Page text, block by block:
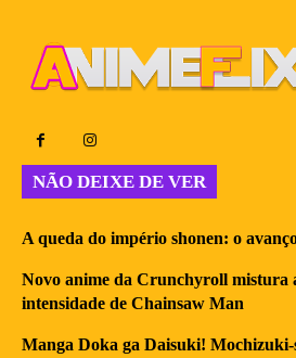
NÃO DEIXE DE VER
A queda do império shonen: o
Novo anime da Crunchyroll mistura
intensidade de Chainsaw Man
Manga Doka ga Daisuki! Mochizuki-